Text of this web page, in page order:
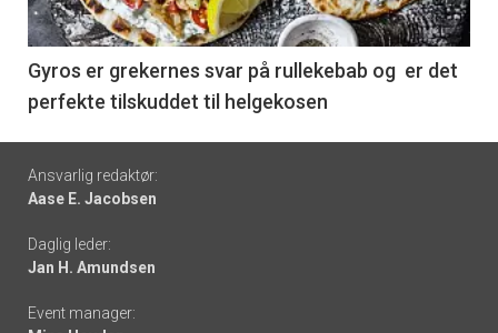
-
6
Gyros er grekernes svar på rullekebab og er det
perfekte tilskuddet til helgekosen
Footer
-
links
Ansvarlig redaktør:
Aase E. Jacobsen
Daglig leder:
Jan H. Amundsen
Event manager: